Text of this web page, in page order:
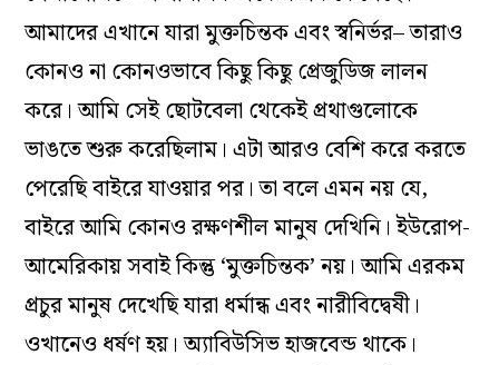
আমাদেরএখানেযারামুক্তচিন্তকএবংস্বনির্ভর–তারাও
কোনও নাকোনওভাবেকিছুকিছুপ্রেজুডিজলালন
করে। আমিসেইছোটবেলাথেকেইপ্রথাগুলোকে
ভাঙতেশুরুকরেছিলাম। এটাআরও বেশিকরেকরতে
পেরেছিবাইরেযাওয়ারপর। তাবলেএমননয়যে,
বাইরেআমিকোনও রক্ষণশীলমানুষদেখিনি। ইউরোপ-
আমেরিকায়সবাইকিন্তু‘মুক্তচিন্তক’ নয়। আমিএরকম
প্রচুরমানুষদেখেছিযারাধর্মান্ধএবংনারীবিদ্বেষী।
ওখানেও ধর্ষণহয়। অ্যাবিউসিভহাজবেন্ডথাকে।